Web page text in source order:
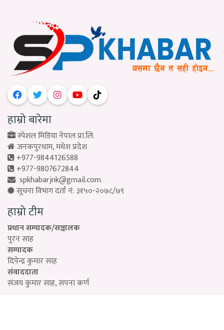
हाम्रो बारेमा
स्पेशल मिडिया नेपाल प्रा.लि.
जनकपुरधाम, मधेश प्रदेश
+977-9844126588
+977-9807672844
spkhabarjnk@gmail.com
सूचना विभाग दर्ता नं: ३१५०-२०७८/७९
हाम्रो टीम
प्रधान सम्पादक/सञ्चालक
पुरन साह
सम्पादक
दिपेन्द्र कुमार साह
संवाददाता
संजय कुमार साह, सपना कर्ण